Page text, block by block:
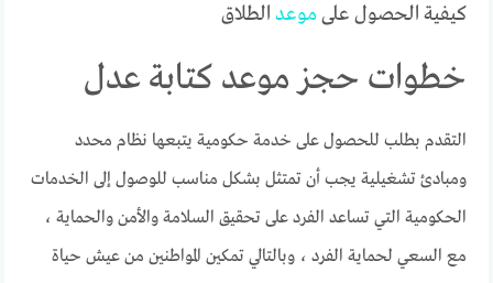
كيفية الحصول علىموعد الطلاق
خطوات حجز موعد كتابة عدل
التقدم بطلب للحصول على خدمة حكومية يتبعها نظام محدد
ومبادئ تشغيلية يجب أن تمتثل بشكل مناسب للوصول إلى الخدمات
الحكومية التي تساعد الفرد على تحقيق السلامة والأمن والحماية ،
مع السعي لحماية الفرد ، وبالتالي تمكين المواطنين من عيش حياة